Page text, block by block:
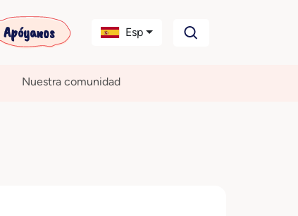
Apóyanos Esp
Nuestra comunidad